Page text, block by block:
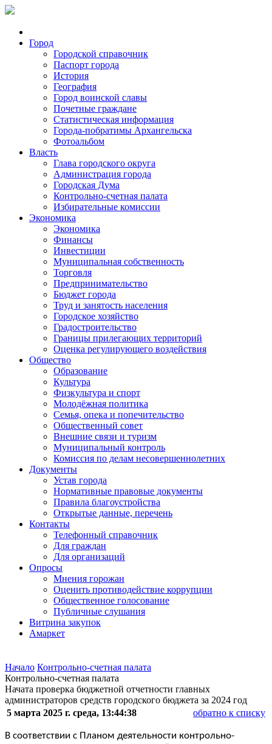
Город
Городской справочник
Паспорт города
История
География
Город воинской славы
Почетные граждане
Статистическая информация
Города-побратимы Архангельска
Фотоальбом
Власть
Глава городского округа
Администрация города
Городская Дума
Контрольно-счетная палата
Избирательные комиссии
Экономика
Экономика
Финансы
Инвестиции
Муниципальная собственность
Торговля
Предпринимательство
Бюджет города
Труд и занятость населения
Городское хозяйство
Градостроительство
Границы прилегающих территорий
Оценка регулирующего воздействия
Общество
Образование
Культура
Физкультура и спорт
Молодёжная политика
Семья, опека и попечительство
Общественный совет
Внешние связи и туризм
Муниципальный контроль
Комиссия по делам несовершеннолетних
Документы
Устав города
Нормативные правовые документы
Правила благоустройства
Открытые данные, перечень
Контакты
Телефонный справочник
Для граждан
Для организаций
Опросы
Мнения горожан
Оценить противодействие коррупции
Общественное голосование
Публичные слушания
Витрина закупок
Амаркет
Начало Контрольно-счетная палата
Контрольно-счетная палата
Начата проверка бюджетной отчетности главных
администраторов средств городского бюджета за 2024 год
5 марта 2025 г. среда, 13:44:38
обратно к списку
В соответствии с Планом деятельности контрольно-